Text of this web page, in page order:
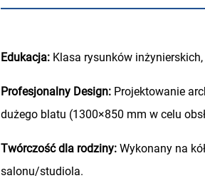
Edukacja: Klasa rysunków
Profesjonalny Design: Projektowanie
dużego blatu (1300×850 mm w celu
Twórczość dla rodziny: Wykonany na
salonu/studiola.